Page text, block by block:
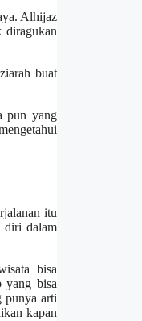
Alhijaz
diragukan
buat
pun yang
itu
diri dalam
bisa
yang bisa
punya arti
kapan